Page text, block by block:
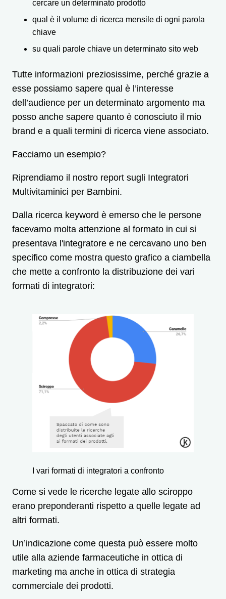
cercare un determinato prodotto
qual è il volume di ricerca mensile di ogni parola
chiave
su quali parole chiave un determinato sito web
Tutte informazioni preziosissime, perché grazie a
esse possiamo sapere qual è l’interesse
dell’audience per un determinato argomento ma
posso anche sapere quanto è conosciuto il mio
brand e a quali termini di ricerca viene associato.
Facciamo un esempio?
Riprendiamo il nostro report sugli Integratori
Multivitaminici per Bambini.
Dalla ricerca keyword è emerso che le persone
facevamo molta attenzione al formato in cui si
presentava l'integratore e ne cercavano uno ben
specifico come mostra questo grafico a ciambella
che mette a confronto la distribuzione dei vari
formati di integratori:
I vari formati di integratori a confronto
Come si vede le ricerche legate allo sciroppo
erano preponderanti rispetto a quelle legate ad
altri formati.
Un’indicazione come questa può essere molto
utile alla aziende farmaceutiche in ottica di
marketing ma anche in ottica di strategia
commerciale dei prodotti.